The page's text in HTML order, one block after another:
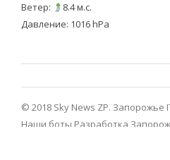
Ветер:
8.4 м.с.
Давление: 1016 hPa
© 2018 Sky News ZP. Запорожье
Наши боты Разработка